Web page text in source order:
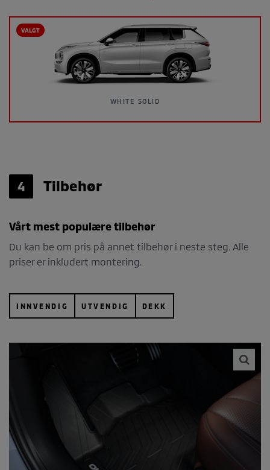
VALGT
WHITE SOLID
4 Tilbehør
Vårt mest populære tilbehør
Du kan be om pris på annet tilbehør i neste steg. Alle
priser er inkludert montering.
INNVENDIG UTVENDIG DEKK